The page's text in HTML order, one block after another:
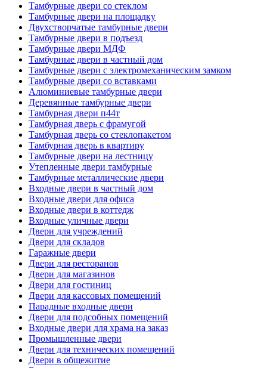
Тамбурные двери со стеклом
Тамбурные двери на площадку
Двухстворчатые тамбурные двери
Тамбурные двери в подъезд
Тамбурные двери МДФ
Тамбурные двери в частный дом
Тамбурные двери с электромеханическим замком
Тамбурные двери со вставками
Алюминиевые тамбурные двери
Деревянные тамбурные двери
Тамбурная двери п44т
Тамбурная дверь с фрамугой
Тамбурная дверь со стеклопакетом
Тамбурная дверь в квартиру
Тамбурные двери на лестницу
Утепленные двери тамбурные
Тамбурные металлические двери
Входные двери в частный дом
Входные двери для офиса
Входные двери в коттедж
Входные уличные двери
Двери для учреждений
Двери для складов
Гаражные двери
Двери для ресторанов
Двери для магазинов
Двери для гостиниц
Двери для кассовых помещений
Парадные входные двери
Двери для подсобных помещений
Входные двери для храма на заказ
Промышленные двери
Двери для технических помещений
Двери в общежитие